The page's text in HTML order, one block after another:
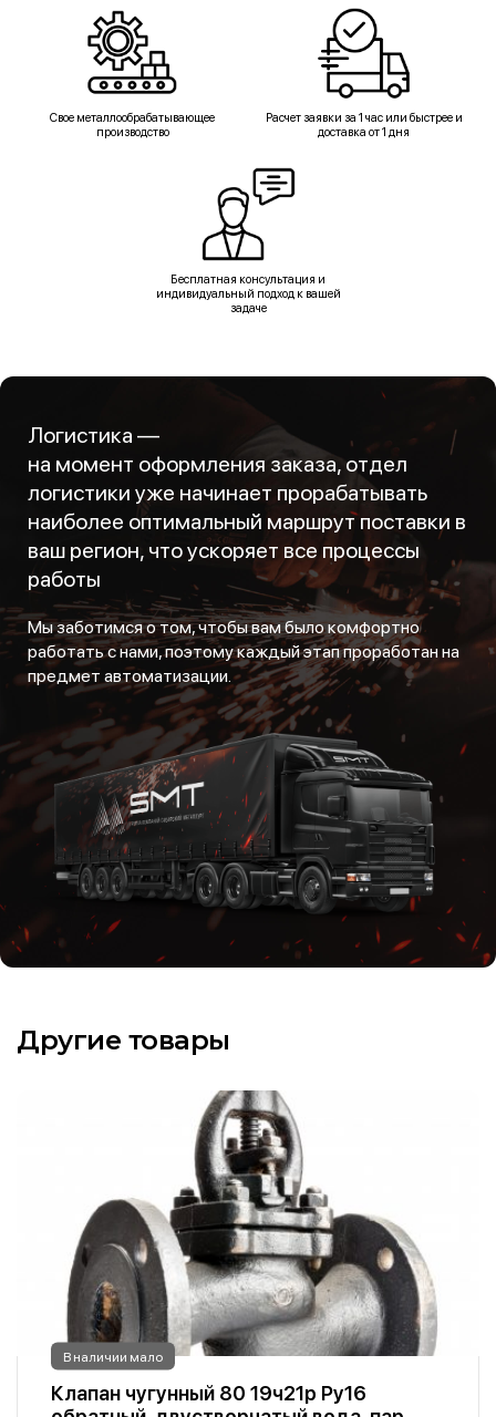
Свое металлообрабатывающее
производство
Расчет заявки за 1 час или быстрее и
доставка от 1 дня
Бесплатная консультация и
индивидуальный подход к вашей
задаче
Логистика —
на момент оформления заказа, отдел
логистики уже начинает прорабатывать
наиболее оптимальный маршрут поставки в
ваш регион, что ускоряет все процессы
работы
Мы заботимся о том, чтобы вам было комфортно
работать с нами, поэтому каждый этап проработан на
предмет автоматизации.
Другие товары
В наличии мало
Клапан чугунный 80 19ч21р Ру16